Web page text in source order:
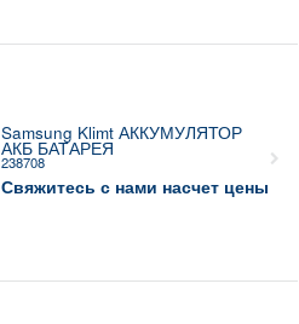
Samsung Klimt АККУМУЛЯТОР
АКБ БАТАРЕЯ
238708
Свяжитесь с нами насчет цены